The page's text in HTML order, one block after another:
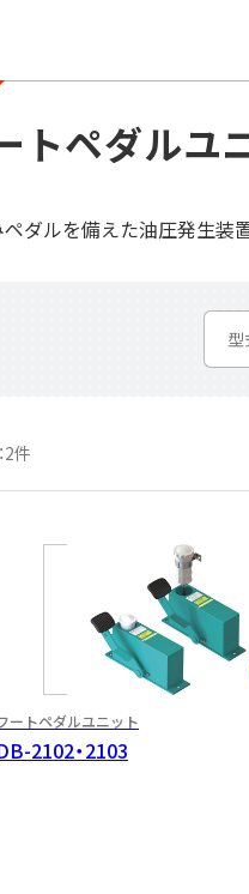
トペダルユ
ダルを備えた油圧発生装
2件
ートペダルユニット
2102・2103